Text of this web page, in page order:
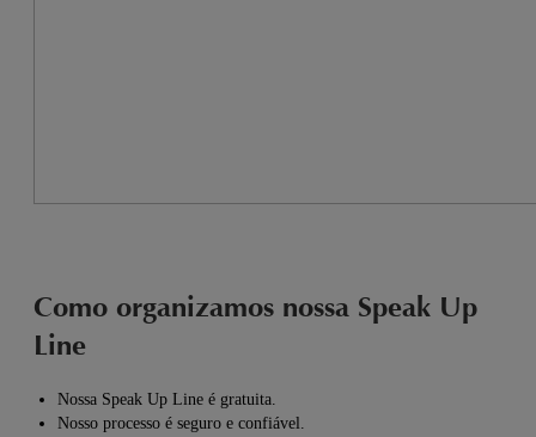
Como organizamos nossa Speak Up
Line
Nossa Speak Up Line é gratuita.
Nosso processo é seguro e confiável.